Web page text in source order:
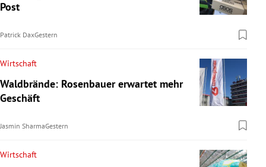
Post
Patrick DaxGestern
Wirtschaft
Waldbrände: Rosenbauer erwartet mehr
Geschäft
Jasmin SharmaGestern
Wirtschaft